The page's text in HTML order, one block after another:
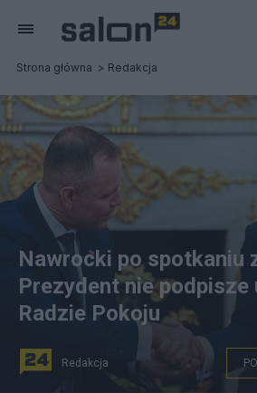
Strona główna Redakcja
Nawrocki po spotkaniu
Prezydent nie podpisze
Radzie Pokoju
Redakcja